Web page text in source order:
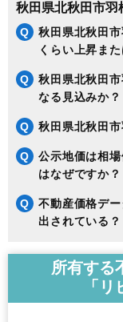
秋田県北秋田市羽
Q
秋田県北秋田
くらい上昇ま
Q
秋田県北秋田
なる見込みか？
Q 秋田県北秋田
Q
公示地価は相
はなぜですか？
Q
不動産価格デ
出されている？
所有する
「